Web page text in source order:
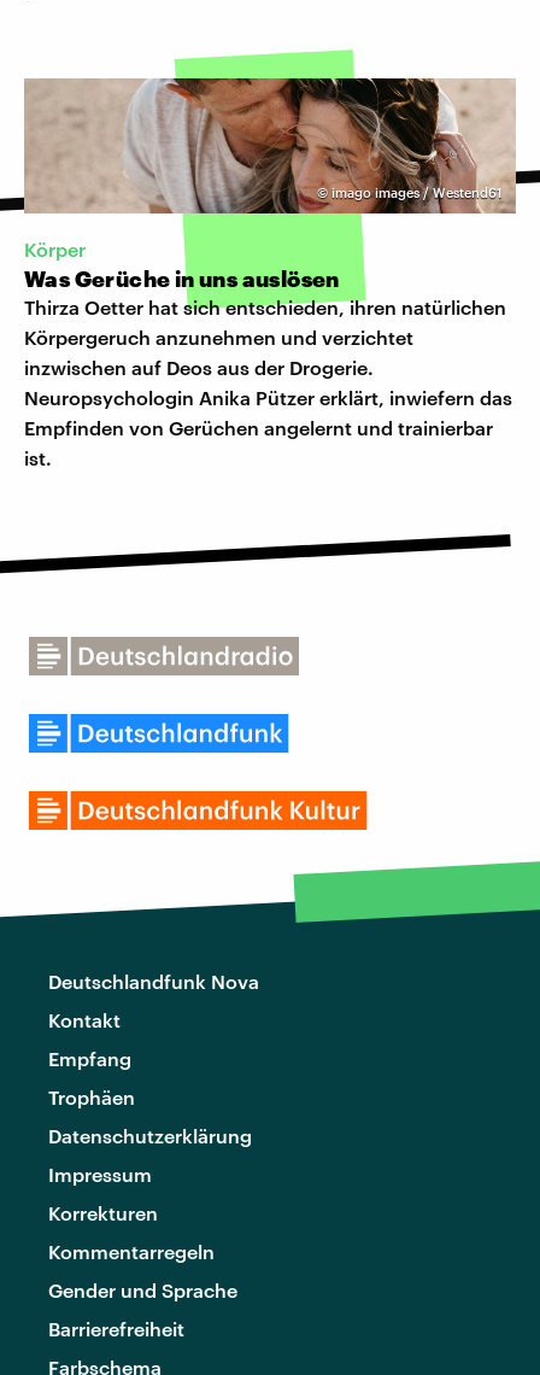
© imago images / Westend61
Körper
Was Gerüche in uns auslösen
Thirza Oetter hat sich entschieden, ihren natürlichen
Körpergeruch anzunehmen und verzichtet
inzwischen auf Deos aus der Drogerie.
Neuropsychologin Anika Pützer erklärt, inwiefern das
Empfinden von Gerüchen angelernt und trainierbar
ist.
Deutschlandfunk Nova
Kontakt
Empfang
Trophäen
Datenschutzerklärung
Impressum
Korrekturen
Kommentarregeln
Gender und Sprache
Barrierefreiheit
Farbschema